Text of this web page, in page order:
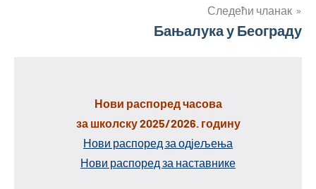
Следећи чланак
Бањалука у Београду
Нови распоред часова
за школску 2025/2026. годину
Нови распоред за одјељења
Нови распоред за наставнике